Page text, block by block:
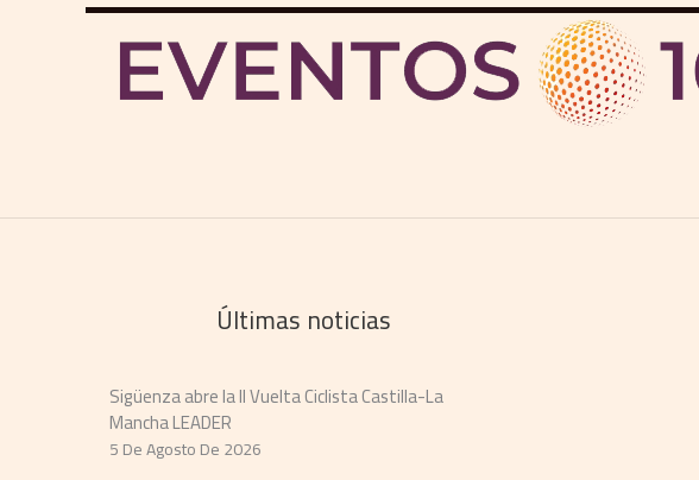
Últimas noticias
Sigüenza abre la II Vuelta Ciclista Castilla-La
Mancha LEADER
5 De Agosto De 2026